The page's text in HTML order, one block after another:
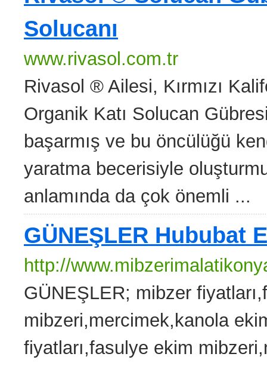
Solucanı
www.rivasol.com.tr
Rivasol ® Ailesi, Kırmızı
Organik Katı Solucan
başarmış ve bu öncülüğü
yaratma becerisiyle
anlamında da çok önemli ...
GÜNEŞLER Hububat
http://
GÜNEŞLER; mibzer
mibzeri,mercimek,kanola
fiyatları,fasulye ekim